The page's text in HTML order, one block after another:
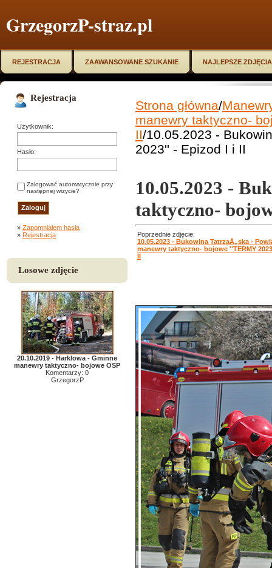
GrzegorzP-straz.pl
REJESTRACJA ZAAWANSOWANE SZUKANIE NAJLEPSZE ZDJĘCIA
Rejestracja
Użytkownik:
Hasło:
Zalogować automatycznie przy
następnej wizycie?
» Zapomniałem hasła
» Rejestracja
Losowe zdjęcie
20.10.2019 - Harklowa - Gminne
manewry taktyczno- bojowe OSP
Komentarzy: 0
GrzegorzP
Strona główna/
manewry taktyczno-
II/10.05.2023 -
2023'' - Epizod I i II
10.05.2023 -
taktyczno-
Poprzednie zdjęcie:
10.05.2023 - Bukowina TatrzaÅ„ska -
manewry taktyczno- bojowe ''TERMY
II